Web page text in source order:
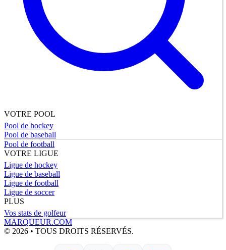
VOTRE POOL
Pool de hockey
Pool de baseball
Pool de football
VOTRE LIGUE
Ligue de hockey
Ligue de baseball
Ligue de football
Ligue de soccer
PLUS
Vos stats de golfeur
MARQUEUR.COM
© 2026 • TOUS DROITS RÉSERVÉS.